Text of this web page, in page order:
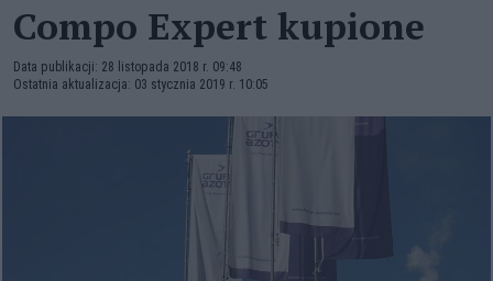
Compo Expert kupione
Data publikacji: 28 listopada 2018 r. 09:48
Ostatnia aktualizacja: 03 stycznia 2019 r. 10:05